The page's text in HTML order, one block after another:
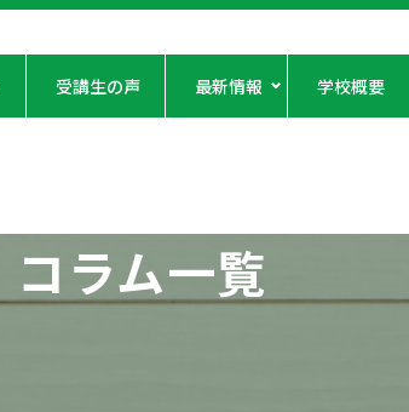
受講生の声 最新情報 学校概要
コラム一覧